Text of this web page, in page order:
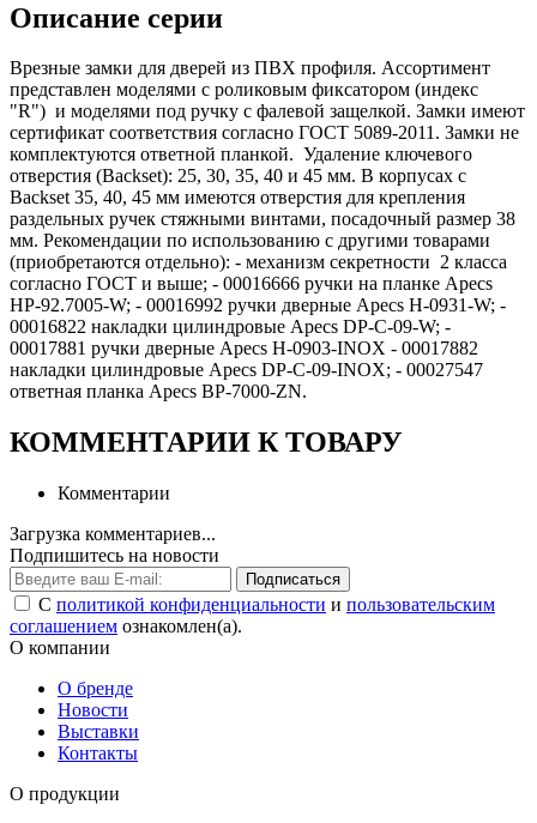
Описание серии
Врезные замки для дверей из ПВХ профиля. Ассортимент
представлен моделями с роликовым фиксатором (индекс
"R") и моделями под ручку с фалевой защелкой. Замки имеют
сертификат соответствия согласно ГОСТ 5089-2011. Замки не
комплектуются ответной планкой. Удаление ключевого
отверстия (Backset): 25, 30, 35, 40 и 45 мм. В корпусах с
Backset 35, 40, 45 мм имеются отверстия для крепления
раздельных ручек стяжными винтами, посадочный размер 38
мм. Рекомендации по использованию с другими товарами
(приобретаются отдельно): - механизм секретности 2 класса
согласно ГОСТ и выше; - 00016666 ручки на планке Apecs
HP-92.7005-W; - 00016992 ручки дверные Apecs H-0931-W; -
00016822 накладки цилиндровые Apecs DP-C-09-W; -
00017881 ручки дверные Apecs H-0903-INOX - 00017882
накладки цилиндровые Apecs DP-C-09-INOX; - 00027547
ответная планка Apecs BP-7000-ZN.
КОММЕНТАРИИ К ТОВАРУ
Комментарии
Загрузка комментариев...
Подпишитесь на новости
Подписаться
С политикой конфиденциальности и пользовательским
соглашением ознакомлен(а).
О компании
О бренде
Новости
Выставки
Контакты
О продукции